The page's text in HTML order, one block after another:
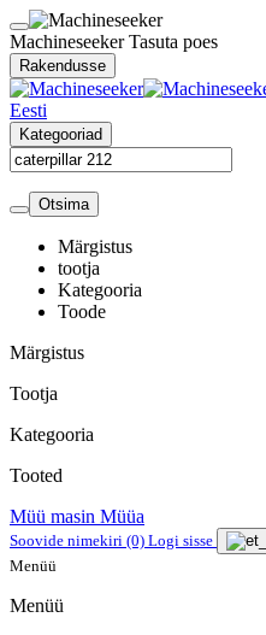
MachineseekerTasuta poes
Rakendusse
Eesti
Kategooriad
Otsima
Märgistus
tootja
Kategooria
Toode
Märgistus
Tootja
Kategooria
Tooted
Müü masin Müüa
Soovide nimekiri (0) Logi sisse
Menüü
Menüü